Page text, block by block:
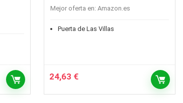
Mejor oferta en: Amazon.es
Puerta de Las Villas
24,63 €